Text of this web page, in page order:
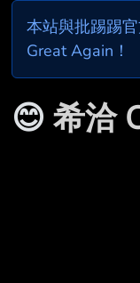
本站與批踢踢
Great Again！
😊 希洽